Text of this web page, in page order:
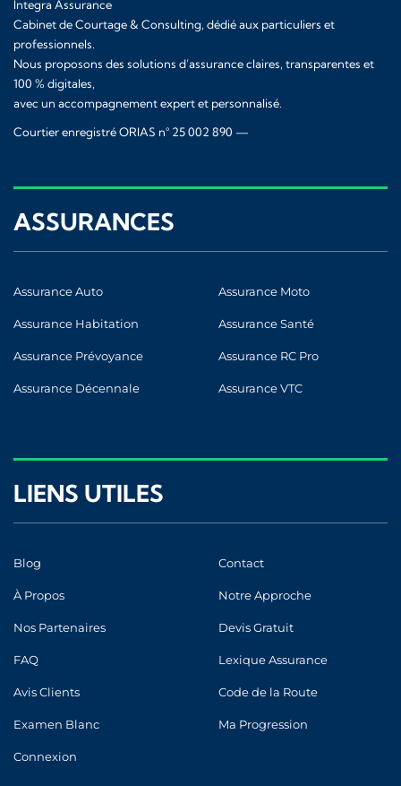
Integra Assurance
Cabinet de Courtage & Consulting, dédié aux particuliers et
professionnels.
Nous proposons des solutions d’assurance claires, transparentes et
100 % digitales,
avec un accompagnement expert et personnalisé.
Courtier enregistré ORIAS n° 25 002 890 —
ASSURANCES
Assurance Auto Assurance Moto
Assurance Habitation Assurance Santé
Assurance Prévoyance Assurance RC Pro
Assurance Décennale Assurance VTC
LIENS UTILES
Blog Contact
À Propos Notre Approche
Nos Partenaires Devis Gratuit
FAQ Lexique Assurance
Avis Clients Code de la Route
Examen Blanc Ma Progression
Connexion